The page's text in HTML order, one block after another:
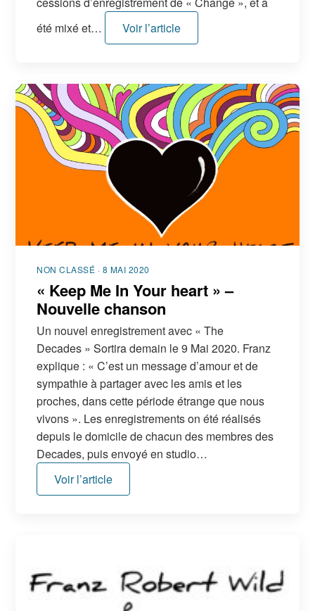
été mixé et…
Voir l’article
NON CLASSÉ · 8 MAI 2020
« Keep Me In Your heart » –
Nouvelle chanson
Un nouvel enregistrement avec « The
Decades » Sortira demain le 9 Mai 2020. Franz
explique : « C’est un message d’amour et de
sympathie à partager avec les amis et les
proches, dans cette période étrange que nous
vivons ». Les enregistrements on été réalisés
depuis le domicile de chacun des membres des
Decades, puis envoyé en studio…
Voir l’article